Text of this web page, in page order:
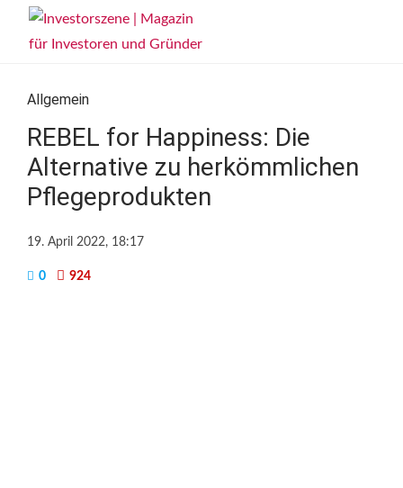
Allgemein
REBEL for Happiness: Die
Alternative zu herkömmlichen
Pflegeprodukten
19. April 2022, 18:17
0 924